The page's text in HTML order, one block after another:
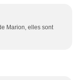
Marion, elles sont